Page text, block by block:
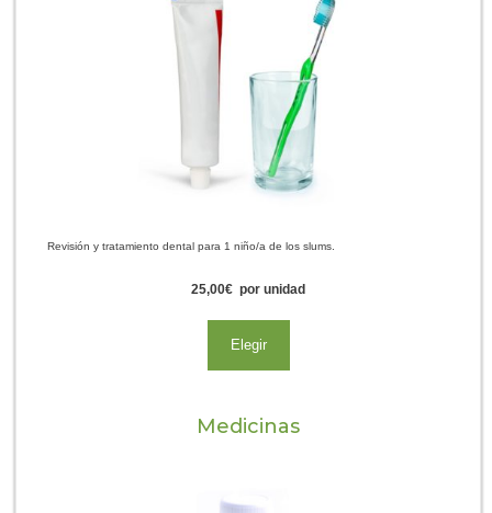
Revisión y tratamiento dental para 1 niño/a de los slums.
25,00€ por unidad
Elegir
Medicinas